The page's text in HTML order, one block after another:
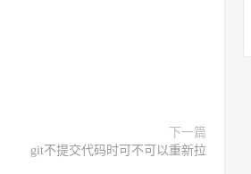
下一篇
git不提交代码时可不可以重新拉